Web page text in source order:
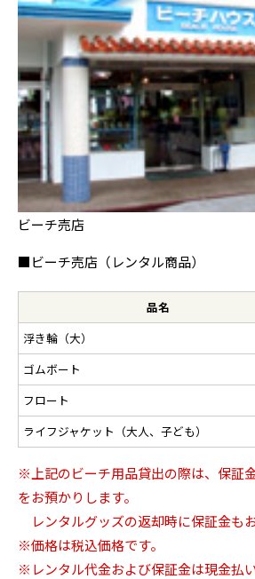
ビーチ売店
■ビーチ売店（レンタル商品）
品名
浮き輪（大）
ゴムボート
フロート
ライフジャケット（大人、子ども）
※上記のビーチ用品貸出の際は、保証
をお預かりします。
レンタルグッズの返却時に保証金もお
※価格は税込価格です。
※レンタル代金および保証金は現金払